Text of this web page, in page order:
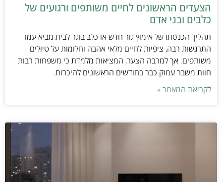
הצעדים הראשונים לחיים משותפים ורגועים של
כלבים ובני אדם
תהליך הכנסתו של אימוץ גור חדש או כלב בוגר לבית מביא עמו
התרגשות רבה, ציפיות לחיים מלאי אהבה וחלומות על טיולים
משותפים. אך למרבה הצער, המציאות מלמדת כי משפחות רבות
חוות משבר עמוק כבר בחודשים הראשונים להיכרות.
לקריאת המאמר »